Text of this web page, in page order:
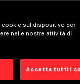
cookie sul dispositivo per
nelle nostre attività di
Accetta tutti i